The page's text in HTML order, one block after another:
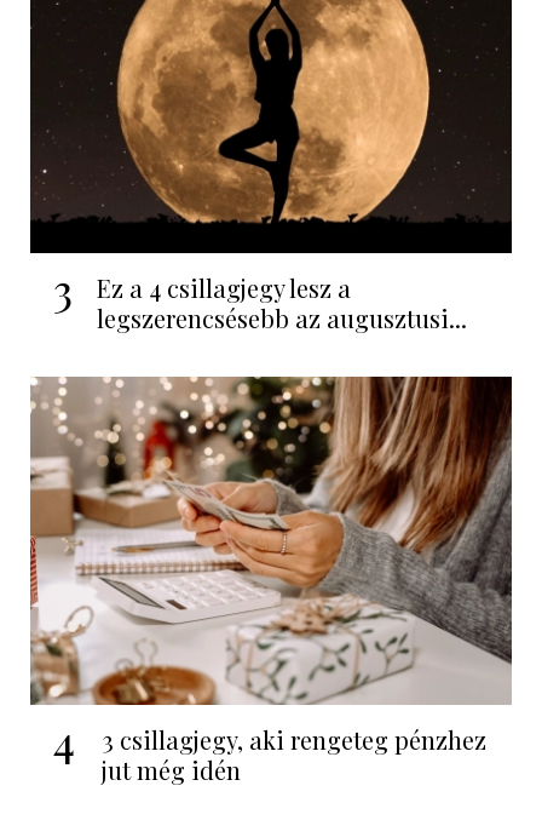
3
Ez a 4 csillagjegy lesz a
legszerencsésebb az augusztusi...
4
3 csillagjegy, aki rengeteg pénzhez
jut még idén